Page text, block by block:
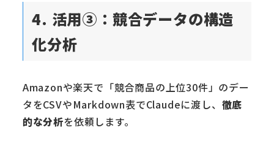
4. 活用③：競合データの構造
化分析
Amazonや楽天で「競合商品の上位30件」のデー
タをCSVやMarkdown表でClaudeに渡し、 徹底
的な分析を依頼します。